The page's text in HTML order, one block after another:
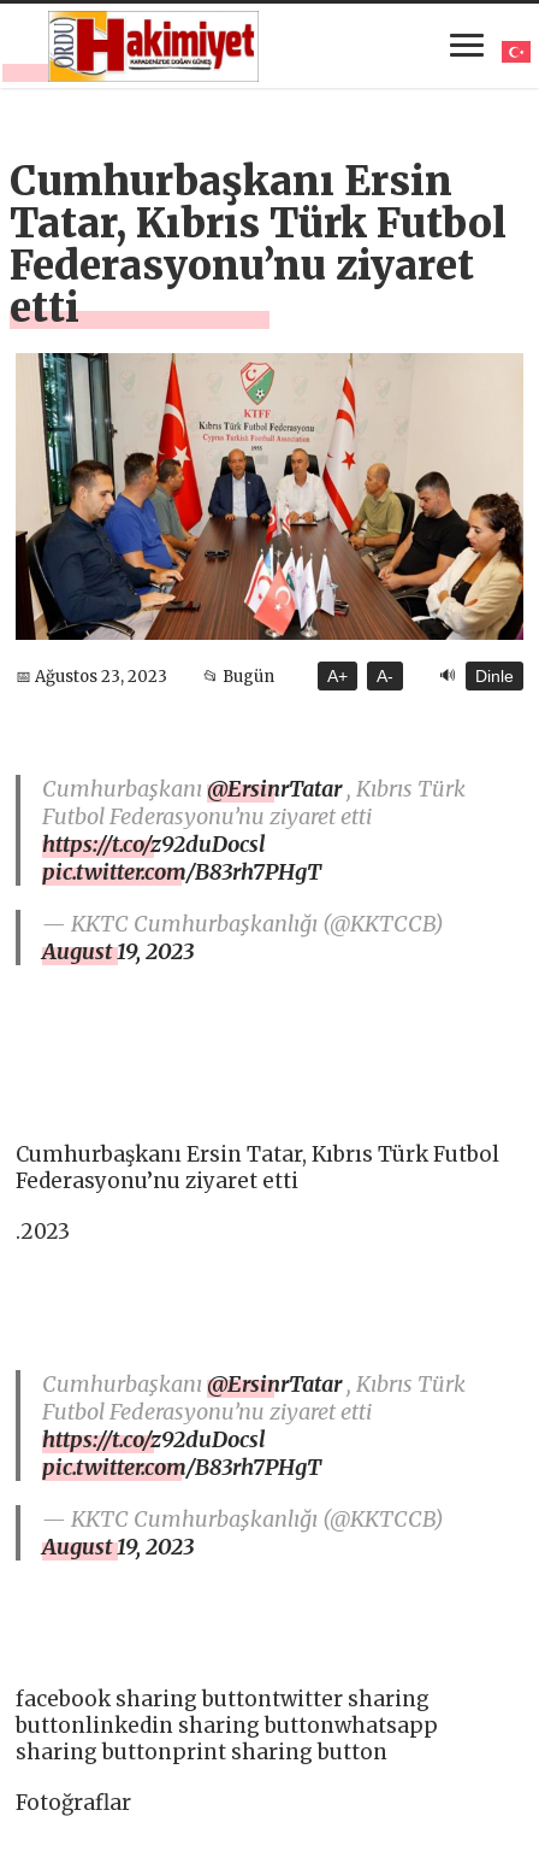
Cumhurbaşkanı Ersin
Tatar, Kıbrıs Türk Futbol
Federasyonu’nu ziyaret
etti
📅 Ağustos 23, 2023 📂 Bugün A+ A- 🔊 Dinle
Cumhurbaşkanı@ErsinrTatar, Kıbrıs Türk
Futbol Federasyonu’nu ziyaret etti
https://t.co/z92duDocsl
pic.twitter.com/B83rh7PHgT
— KKTC Cumhurbaşkanlığı (@KKTCCB)
August 19, 2023
Cumhurbaşkanı Ersin Tatar, Kıbrıs Türk Futbol
Federasyonu’nu ziyaret etti
.2023
Cumhurbaşkanı@ErsinrTatar, Kıbrıs Türk
Futbol Federasyonu’nu ziyaret etti
https://t.co/z92duDocsl
pic.twitter.com/B83rh7PHgT
— KKTC Cumhurbaşkanlığı (@KKTCCB)
August 19, 2023
facebook sharing buttontwitter sharing
buttonlinkedin sharing buttonwhatsapp
sharing buttonprint sharing button
Fotoğraflar